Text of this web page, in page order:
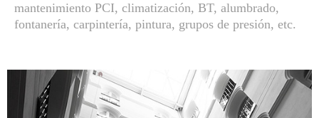
mantenimiento PCI, climatización, BT, alumbrado,
fontanería, carpintería, pintura, grupos de presión, etc.